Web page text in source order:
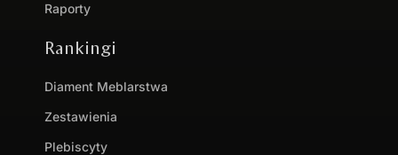
Raporty
Rankingi
Diament Meblarstwa
Zestawienia
Plebiscyty